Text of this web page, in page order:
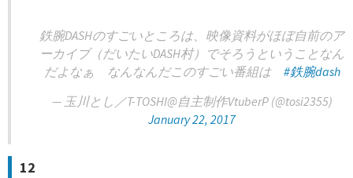
鉄腕DASHのすごいところは、映像資料がほぼ自前のア
ーカイブ（だいたいDASH村）でそろうということなん
だよなぁ なんなんだこのすごい番組は #鉄腕dash
— 玉川とし／T-TOSHI@自主制作VtuberP (@tosi2355)
January 22, 2017
12